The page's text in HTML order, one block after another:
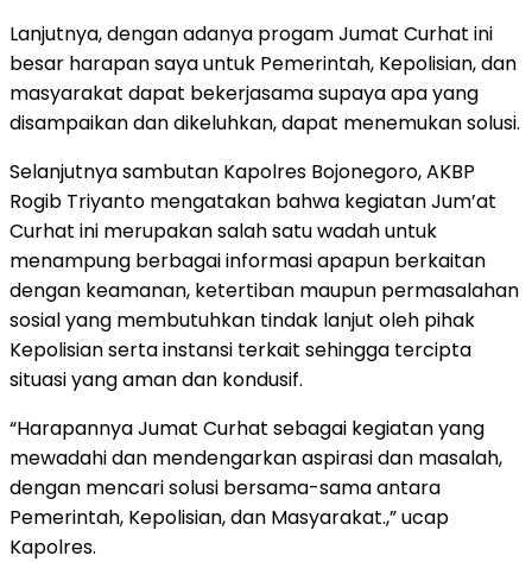
Lanjutnya, dengan adanya progam Jumat Curhat ini
besar harapan saya untuk Pemerintah, Kepolisian, dan
masyarakat dapat bekerjasama supaya apa yang
disampaikan dan dikeluhkan, dapat menemukan solusi.
Selanjutnya sambutan Kapolres Bojonegoro, AKBP
Rogib Triyanto mengatakan bahwa kegiatan Jum’at
Curhat ini merupakan salah satu wadah untuk
menampung berbagai informasi apapun berkaitan
dengan keamanan, ketertiban maupun permasalahan
sosial yang membutuhkan tindak lanjut oleh pihak
Kepolisian serta instansi terkait sehingga tercipta
situasi yang aman dan kondusif.
“Harapannya Jumat Curhat sebagai kegiatan yang
mewadahi dan mendengarkan aspirasi dan masalah,
dengan mencari solusi bersama-sama antara
Pemerintah, Kepolisian, dan Masyarakat.,” ucap
Kapolres.